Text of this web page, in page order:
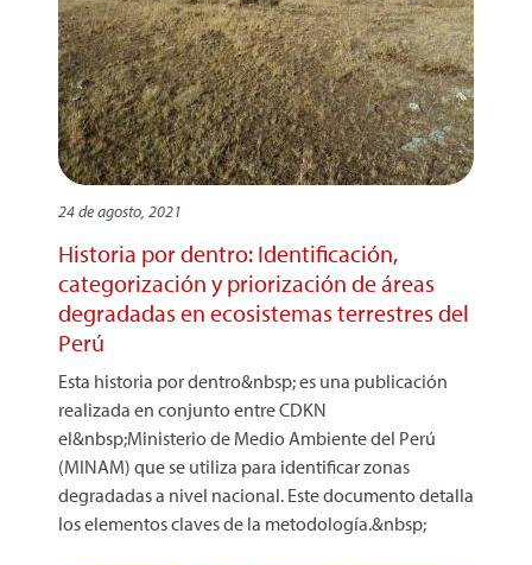
24 de agosto, 2021
Historia por dentro: Identificación,
categorización y priorización de áreas
degradadas en ecosistemas terrestres del
Perú
Esta historia por dentro&nbsp; es una publicación
realizada en conjunto entre CDKN
el&nbsp;Ministerio de Medio Ambiente del Perú
(MINAM) que se utiliza para identificar zonas
degradadas a nivel nacional. Este documento detalla
los elementos claves de la metodología.&nbsp;